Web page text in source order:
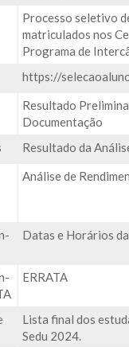
Processo seletivo
matriculados nos
Programa de
https://
Resultado
Documentação
Resultado da
Análise de
Datas e Horários
ERRATA
Lista final dos
Sedu 2024.